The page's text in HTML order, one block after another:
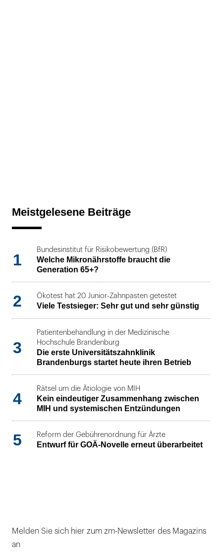
Meistgelesene Beiträge
1
Bundesinstitut für Risikobewertung (BfR)
Welche Mikronährstoffe braucht die
Generation 65+?
2 Ökotest hat 20 Junior-Zahnpasten getestet
Viele Testsieger: Sehr gut und sehr günstig
3
Patientenbehandlung in der Medizinische
Hochschule Brandenburg
Die erste Universitätszahnklinik
Brandenburgs startet heute ihren Betrieb
4
Rätsel um die Ätiologie von MIH
Kein eindeutiger Zusammenhang zwischen
MIH und systemischen Entzündungen
5 Reform der Gebührenordnung für Ärzte
Entwurf für GOÄ-Novelle erneut überarbeitet
Melden Sie sich hier zum zm-Newsletter des Magazins
an